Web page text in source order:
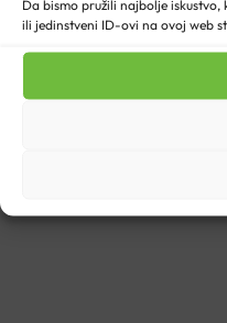
Da bismo pružili najbolje
ili jedinstveni ID-ovi na ovoj web